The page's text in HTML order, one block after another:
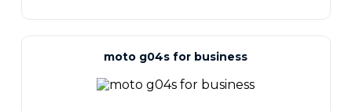
moto g04s for business